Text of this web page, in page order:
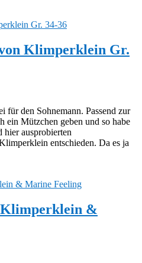
Klimperklein Gr.
für den Sohnemann. Passend zur
ein Mützchen geben und so habe
hier ausprobierten
entschieden. Da es ja
&